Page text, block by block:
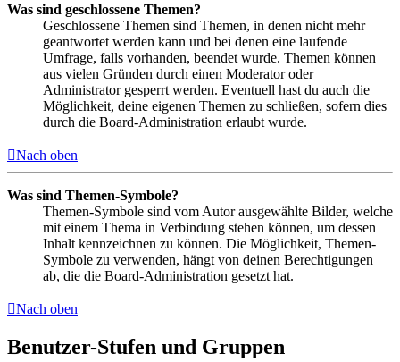
Was sind geschlossene Themen?
Geschlossene Themen sind Themen, in denen nicht mehr
geantwortet werden kann und bei denen eine laufende
Umfrage, falls vorhanden, beendet wurde. Themen können
aus vielen Gründen durch einen Moderator oder
Administrator gesperrt werden. Eventuell hast du auch die
Möglichkeit, deine eigenen Themen zu schließen, sofern dies
durch die Board-Administration erlaubt wurde.
Nach oben
Was sind Themen-Symbole?
Themen-Symbole sind vom Autor ausgewählte Bilder, welche
mit einem Thema in Verbindung stehen können, um dessen
Inhalt kennzeichnen zu können. Die Möglichkeit, Themen-
Symbole zu verwenden, hängt von deinen Berechtigungen
ab, die die Board-Administration gesetzt hat.
Nach oben
Benutzer-Stufen und Gruppen